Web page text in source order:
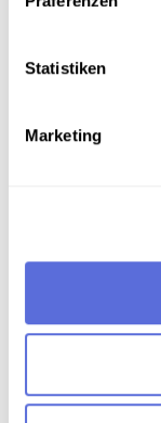
Statistiken
Marketing
Interview
Metadaten
Verortung